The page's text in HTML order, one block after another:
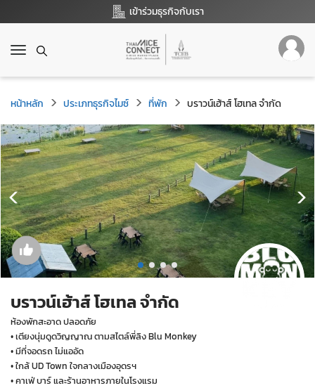
เข้าร่วมธุรกิจกับเรา
T
g
g
l
e
n
a
v
i
g
a
t
i
o
n
หน้าหลัก ประเภทธุรกิจไมซ์ ที่พัก บราวน์เฮ้าส์ โฮเทล จำกัด
บราวน์เฮ้าส์ โฮเทล จำกัด
ห้องพักสะอาด ปลอดภัย
• เตียงนุ่มดูดวิญญาณ ตามสไตล์พี่ลิง Blu Monkey
• มีที่จอดรถ ไม่แออัด
• ใกล้ UD Town ใจกลางเมืองอุดรฯ
• คาเฟ่ บาร์ และร้านอาหารภายในโรงแรม